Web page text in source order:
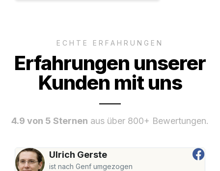
ECHTE ERFAHRUNGEN
Erfahrungen unserer
Kunden mit uns
4.9 von 5 Sternen aus über 800+ Bewertungen.
Ulrich Gerste
ist nach Genf umgezogen